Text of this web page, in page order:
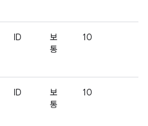
ID
보
통
10
ID
보
통
10